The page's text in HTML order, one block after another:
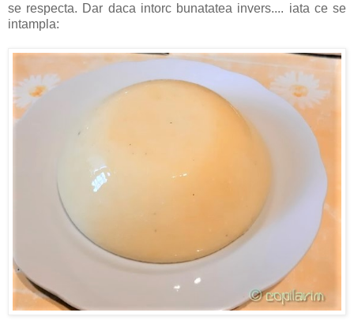
se respecta. Dar daca intorc bunatatea invers.... iata ce se
intampla: